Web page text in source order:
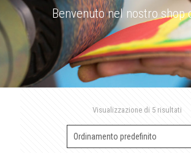
Benvenuto nel nostro shop
Visualizzazione di 5 risultati